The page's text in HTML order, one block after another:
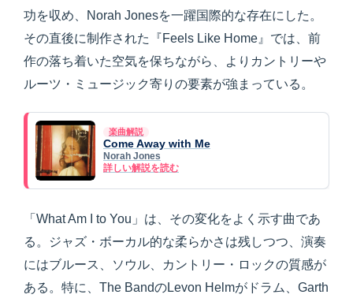
功を収め、Norah Jonesを一躍国際的な存在にした。
その直後に制作された『Feels Like Home』では、前
作の落ち着いた空気を保ちながら、よりカントリーや
ルーツ・ミュージック寄りの要素が強まっている。
楽曲解説
Come Away with Me
Norah Jones
詳しい解説を読む
「What Am I to You」は、その変化をよく示す曲であ
る。ジャズ・ボーカル的な柔らかさは残しつつ、演奏
にはブルース、ソウル、カントリー・ロックの質感が
ある。特に、The BandのLevon Helmがドラム、Garth